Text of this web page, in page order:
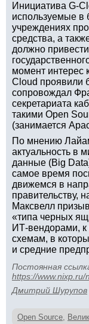
Инициатива G-
используемые в
учреждениях
средства, а
должно
момент интерес
Cloud проявили
сопровождал
секретариата
такими Open
(занимается
По мнению
актуальность в
данные (Big
самое время
движемся в
правительству,
Максвелл
«типа черных
ИТ-вендорами,
схемам, в
и средние
Постоянная
https://www.nixp.ru/
Дмитрий Шурупов
Open Source,